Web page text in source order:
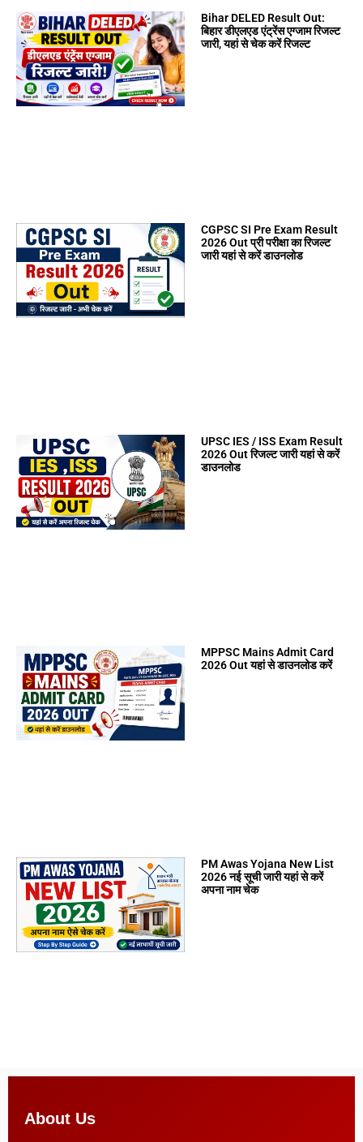
Bihar DELED Result Out:
बिहार डीएलएड एंट्रेंस एग्जाम रिजल्ट
जारी, यहां से चेक करें रिजल्ट
CGPSC SI Pre Exam Result
2026 Out प्री परीक्षा का रिजल्ट
जारी यहां से करें डाउनलोड
UPSC IES / ISS Exam Result
2026 Out रिजल्ट जारी यहां से करें
डाउनलोड
MPPSC Mains Admit Card
2026 Out यहां से डाउनलोड करें
PM Awas Yojana New List
2026 नई सूची जारी यहां से करें
अपना नाम चेक
About Us